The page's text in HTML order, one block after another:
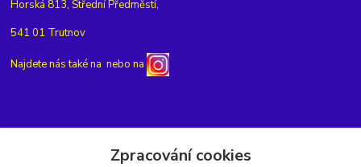
Horská 813, Střední Předměstí,
541 01 Trutnov
Najdete nás také na nebo na
Zpracování cookies